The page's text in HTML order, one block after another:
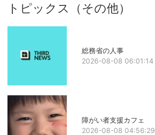
トピックス（その他）
総務省の人事
2026-08-08 06:01:14
障がい者支援カフェ
2026-08-08 04:56:29